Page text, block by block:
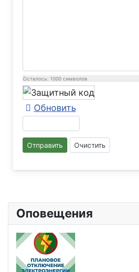
Осталось: 1000 символов
Обновить
Отправить Очистить
Оповещения